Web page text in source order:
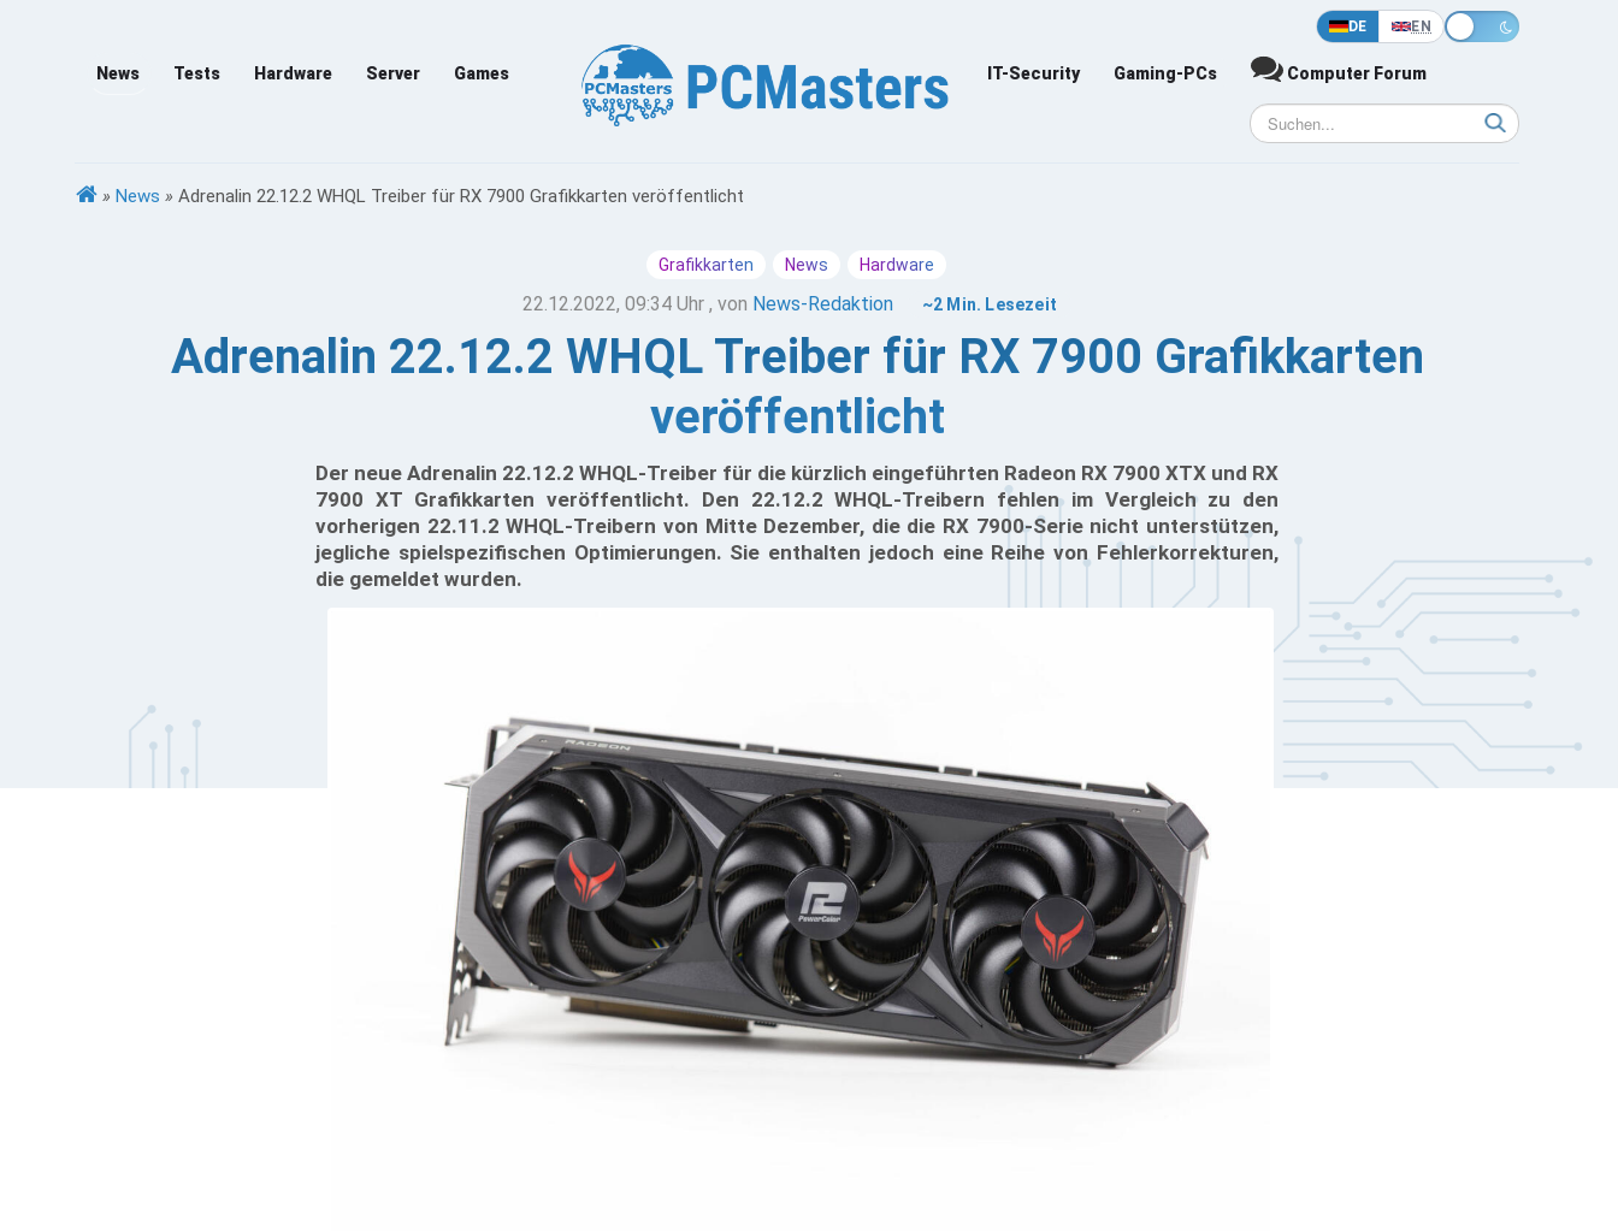
DE EN
News Tests Hardware Server Games IT-Security Gaming-PCs Computer Forum
» News » Adrenalin 22.12.2 WHQL Treiber für RX 7900 Grafikkarten veröffentlicht
Grafikkarten News Hardware
22.12.2022, 09:34 Uhr , von News-Redaktion ~2 Min. Lesezeit
Adrenalin 22.12.2 WHQL Treiber für RX 7900 Grafikkarten
veröffentlicht
Der neue Adrenalin 22.12.2 WHQL-Treiber für die kürzlich eingeführten Radeon RX 7900 XTX und RX
7900 XT Grafikkarten veröffentlicht. Den 22.12.2 WHQL-Treibern fehlen im Vergleich zu den
vorherigen 22.11.2 WHQL-Treibern von Mitte Dezember, die die RX 7900-Serie nicht unterstützen,
jegliche spielspezifischen Optimierungen. Sie enthalten jedoch eine Reihe von Fehlerkorrekturen,
die gemeldet wurden.